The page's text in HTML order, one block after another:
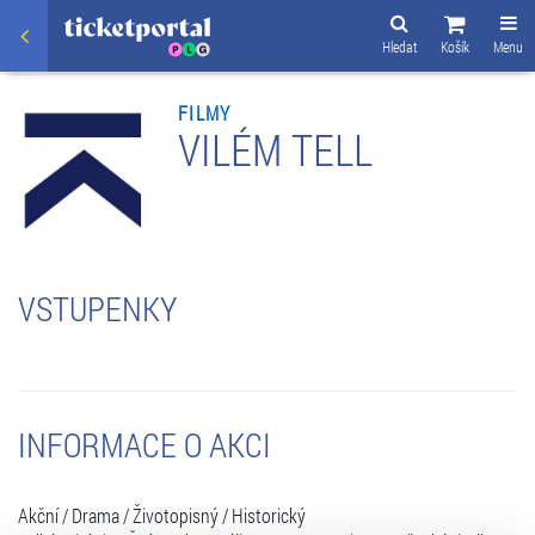
Menu
Košík
Hledat
FILMY
VILÉM TELL
VSTUPENKY
INFORMACE O AKCI
Akční / Drama / Životopisný / Historický